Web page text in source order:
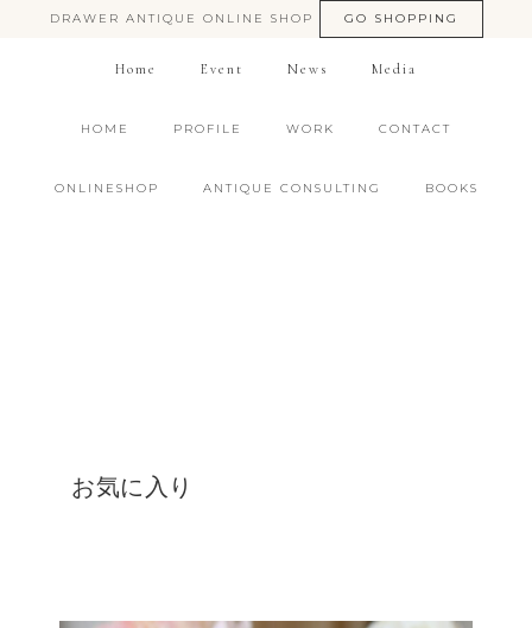
DRAWER ANTIQUE ONLINE SHOP GO SHOPPING
Home Event News Media
HOME PROFILE WORK CONTACT
ONLINESHOP ANTIQUE CONSULTING BOOKS
お気に入り